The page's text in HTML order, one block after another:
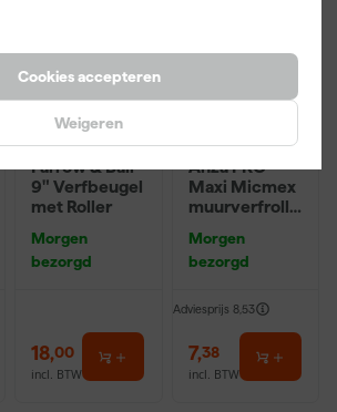
Cookies accepteren
Weigeren
Farrow & Ball
9" Verfbeugel
met Roller
Morgen
bezorgd
18,00
incl. BTW
Anza PRO
Maxi Micmex
muurverfrolle
Morgen
bezorgd
Adviesprijs 8,53
7,38
incl. BTW